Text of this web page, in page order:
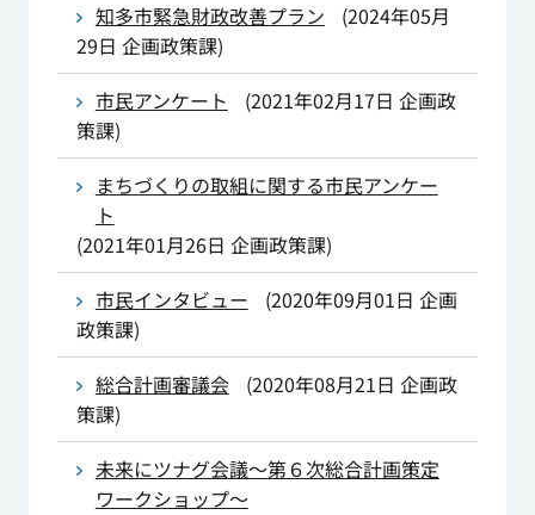
知多市緊急財政改善プラン
(2024年05月
29日 企画政策課)
市民アンケート
(2021年02月17日 企画政
策課)
まちづくりの取組に関する市民アンケー
ト
(2021年01月26日 企画政策課)
市民インタビュー
(2020年09月01日 企画
政策課)
総合計画審議会
(2020年08月21日 企画政
策課)
未来にツナグ会議～第６次総合計画策定
ワークショップ～